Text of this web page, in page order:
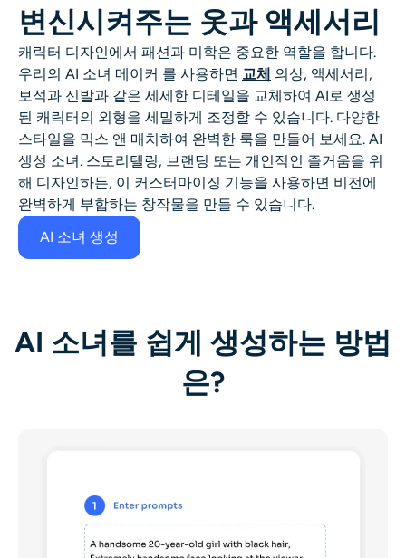
변신시켜주는 옷과 액세서리
캐릭터 디자인에서 패션과 미학은 중요한 역할을 합니다.
우리의 AI 소녀 메이커 를 사용하면 교체 의상, 액세서리,
보석과 신발과 같은 세세한 디테일을 교체하여 AI로 생성
된 캐릭터의 외형을 세밀하게 조정할 수 있습니다. 다양한
스타일을 믹스 앤 매치하여 완벽한 룩을 만들어 보세요. AI
생성 소녀. 스토리텔링, 브랜딩 또는 개인적인 즐거움을 위
해 디자인하든, 이 커스터마이징 기능을 사용하면 비전에
완벽하게 부합하는 창작물을 만들 수 있습니다.
AI 소녀 생성
AI 소녀를 쉽게 생성하는 방법
은?